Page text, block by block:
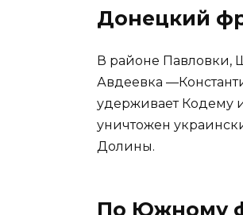
Донецкий
В районе Павловки,
Авдеевка
удерживает Кодему
уничтожен
Долины.
По Южному